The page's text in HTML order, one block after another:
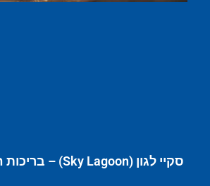
סקיי לגון (Sky Lagoon) – בריכות חמות באיסלנד